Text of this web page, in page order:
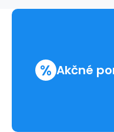
Sets
% Akčné